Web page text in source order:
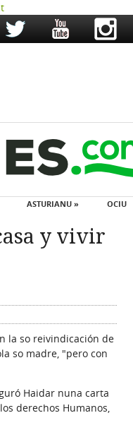
ASTURIANU » OCIU
y vivir
la so reivindicación de
so madre, "pero con
Haidar nuna carta
derechos Humanos,